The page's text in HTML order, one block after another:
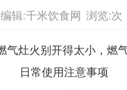
编辑:千米饮食网 浏览:次